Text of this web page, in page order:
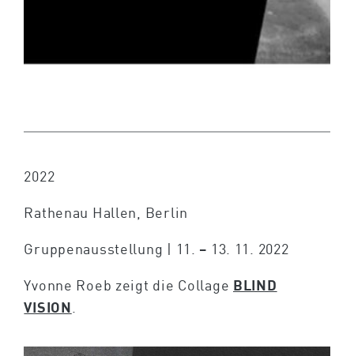
2022
Rathenau Hallen, Berlin
Gruppenausstellung | 11. – 13. 11. 2022
Yvonne Roeb zeigt die Collage BLIND
VISION